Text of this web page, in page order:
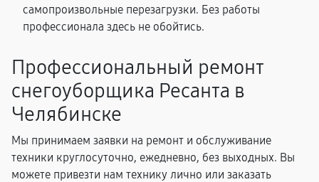
самопроизвольные перезагрузки. Без работы
профессионала здесь не обойтись.
Профессиональный ремонт
снегоуборщика Ресанта в
Челябинске
Мы принимаем заявки на ремонт и обслуживание
техники круглосуточно, ежедневно, без выходных. Вы
можете привезти нам технику лично или заказать